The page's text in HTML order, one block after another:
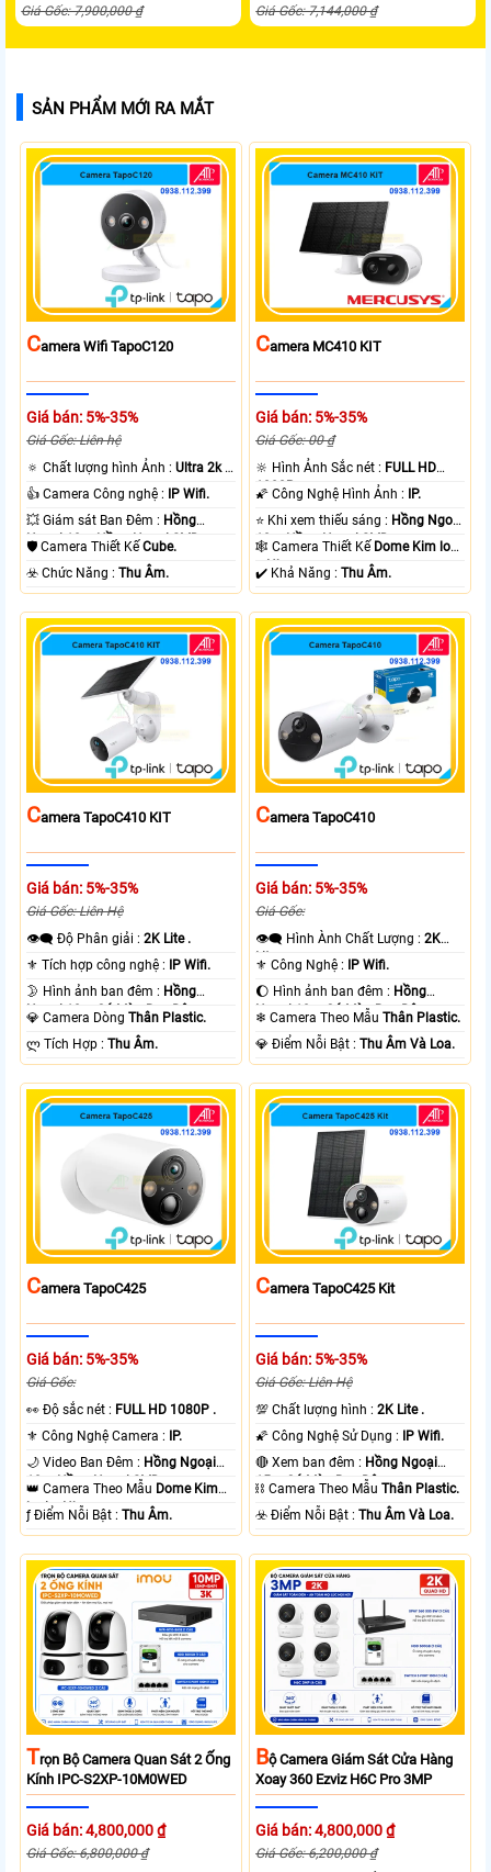
Giá Gốc: 7,900,000 ₫ Giá Gốc: 7,144,000 ₫
SẢN PHẨM MỚI RA MẮT
CAmera Wifi TapoC120
Giá bán: 5%-35%
Giá Gốc: Liên hệ
🔅 Chất lượng hình Ảnh :Ultra 2k +
.
👍 Camera Công nghệ :
IP Wifi.
💥 Giám sát Ban Đêm : Hồng
Ngoại 10m Hồng Ngoại SMD.
🛡 Camera Thiết KếCube.
️☣️ Chức Năng :Thu Âm.
CAmera MC410 KIT
Giá bán: 5%-35%
Giá Gốc: 00 ₫
🔆 Hình Ảnh Sắc nét : FULL HD
1080P .
🌠 Công Nghệ Hình Ảnh :
IP.
⭐ Khi xem thiếu sáng : Hồng Ngoại
10m Hồng Ngoại SMD.
🕸️ Camera Thiết Kế Dome Kim loại
+ Nhựa.
️✔️ Khả Năng :Thu Âm.
CAmera TapoC410 KIT
Giá bán: 5%-35%
Giá Gốc: Liên Hệ
👁️‍🗨 Độ Phân giải :2K Lite .
⚜️ Tích hợp công nghệ :
IP Wifi.
🌛 Hình ảnh ban đêm : Hồng
Ngoại 10m Có Màu Ban Ðêm.
💎 Camera DòngThân Plastic.
️ლ Tích Hợp :Thu Âm.
CAmera TapoC410
Giá bán: 5%-35%
Giá Gốc:
👁️‍🗨 Hình Ành Chất Lượng :2K
Lite .
⚜️ Công Nghệ :
IP Wifi.
🌔 Hình ảnh ban đêm : Hồng
Ngoại 10m Có Màu Ban Ðêm.
❄ Camera Theo MẫuThân Plastic.
️💎 Điểm Nỗi Bật :Thu Âm Và Loa.
CAmera TapoC425
Giá bán: 5%-35%
Giá Gốc:
️👀 Độ sắc nét : FULL HD 1080P .
⚜️ Công Nghệ Camera :
IP.
🌙 Video Ban Đêm : Hồng Ngoại
10m Hồng Ngoại SMD.
👑 Camera Theo Mẫu Dome Kim
loại + Nhựa.
️ƒ Điểm Nỗi Bật :Thu Âm.
CAmera TapoC425 Kit
Giá bán: 5%-35%
Giá Gốc: Liên Hệ
💯 Chất lượng hình :2K Lite .
🌠 Công Nghệ Sử Dụng :
IP Wifi.
🔴 Xem ban đêm : Hồng Ngoại
15m Có Màu Ban Ðêm.
⛓ Camera Theo MẫuThân Plastic.
️☣️ Điểm Nỗi Bật :Thu Âm Và Loa.
TRọn Bộ Camera Quan Sát 2 Ống
Kính IPC-S2XP-10M0WED
Giá bán: 4,800,000 ₫
Giá Gốc: 6,800,000 ₫
BỘ Camera Giám Sát Cửa Hàng
Xoay 360 Ezviz H6C Pro 3MP
Giá bán: 4,800,000 ₫
Giá Gốc: 6,200,000 ₫